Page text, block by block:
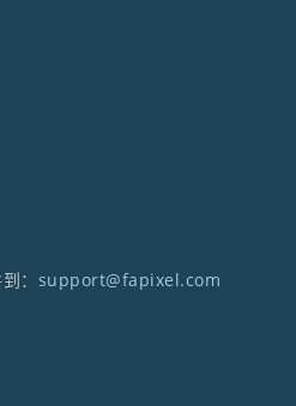
： support@fapixel.com